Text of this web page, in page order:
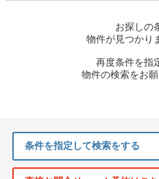
お探しの
物件が見つかり
再度条件を指
物件の検索をお願
条件を指定して検索をする